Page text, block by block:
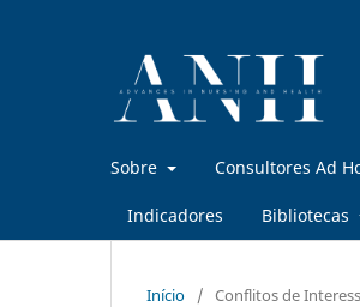
Sobre Consultores Ad
Indicadores Bibliotecas
Início / Conflitos de